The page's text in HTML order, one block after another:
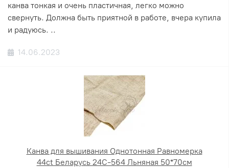
канва тонкая и очень пластичная, легко можно
свернуть. Должна быть приятной в работе, вчера купила
и радуюсь. ..
14.06.2023
Канва для вышивания Однотонная Равномерка
44ct Беларусь 24С-564 Льняная 50*70см